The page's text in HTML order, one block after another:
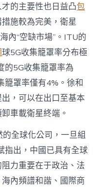
的主要性也日益凸包
施較為完美，衛星
內“空缺市場”。ITU的
球5G收集籠罩率分布極
的5G收集籠罩率為
籠罩率僅有4%。徐和
，可以在出口至基本
車載衛星終端。
全球化公司，一旦組
指出，中國已具有全球
力重要在于政治、法
內頻譜和諧、國際商